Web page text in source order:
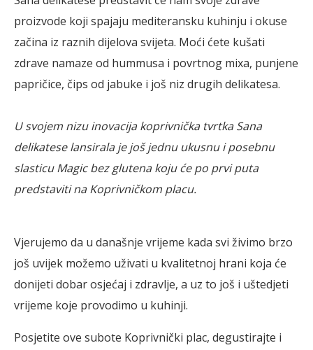
proizvode koji spajaju mediteransku kuhinju i okuse
začina iz raznih dijelova svijeta. Moći ćete kušati
zdrave namaze od hummusa i povrtnog mixa, punjene
papričice, čips od jabuke i još niz drugih delikatesa.
U svojem nizu inovacija koprivnička tvrtka Sana
delikatese lansirala je još jednu ukusnu i posebnu
slasticu Magic bez glutena koju će po prvi puta
predstaviti na Koprivničkom placu.
Vjerujemo da u današnje vrijeme kada svi živimo brzo
još uvijek možemo uživati u kvalitetnoj hrani koja će
donijeti dobar osjećaj i zdravlje, a uz to još i uštedjeti
vrijeme koje provodimo u kuhinji.
Posjetite ove subote Koprivnički plac, degustirajte i